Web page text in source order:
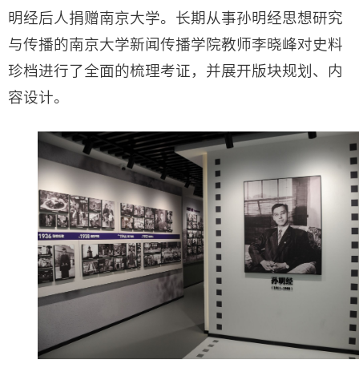
明经后人捐赠南京大学。长期从事孙明经思想研究
与传播的南京大学新闻传播学院教师李晓峰对史料
珍档进行了全面的梳理考证，并展开版块规划、内
容设计。